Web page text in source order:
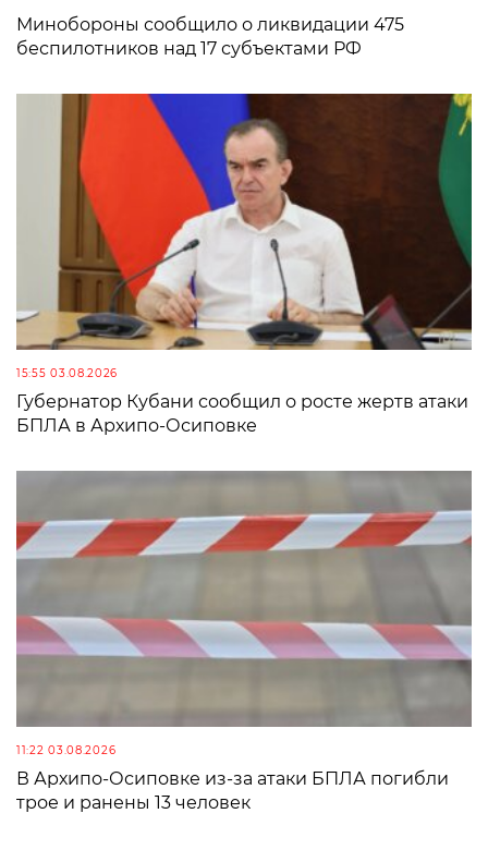
Минобороны сообщило о ликвидации 475
беспилотников над 17 субъектами РФ
15:55 03.08.2026
Губернатор Кубани сообщил о росте жертв атаки
БПЛА в Архипо-Осиповке
11:22 03.08.2026
В Архипо-Осиповке из-за атаки БПЛА погибли
трое и ранены 13 человек